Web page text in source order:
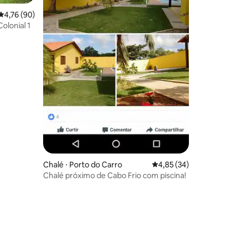
de uma avaliação média de 5, 90 avaliações
4,76 (90)
Chalé Colonial 1
Chalé ⋅ Porto do Carro 4,85 de uma
4,85 (34)
Chalé próximo de Cabo Frio com piscina!